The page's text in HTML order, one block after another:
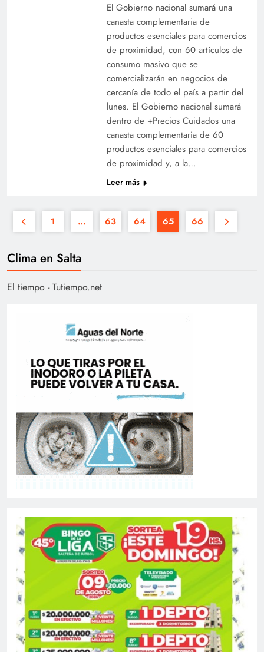
El Gobierno nacional sumará una
canasta complementaria de
productos esenciales para comercios
de proximidad, con 60 artículos de
consumo masivo que se
comercializarán en negocios de
cercanía de todo el país a partir del
lunes. El Gobierno nacional sumará
dentro de +Precios Cuidados una
canasta complementaria de 60
productos esenciales para comercios
de proximidad y, a la…
Leer más
1 … 63 64 65 66
Clima en Salta
El tiempo - Tutiempo.net